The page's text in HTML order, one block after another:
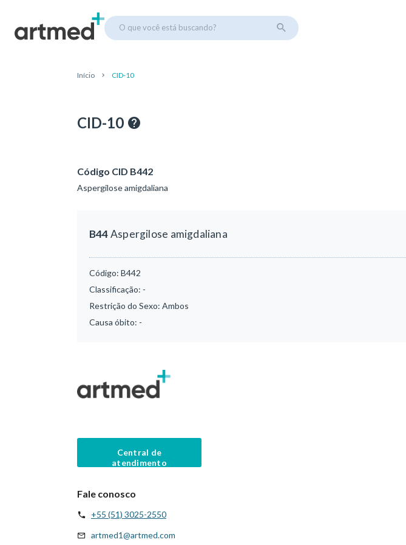
O que você está buscando?
Início CID-10
CID-10
Código CID B442
Aspergilose amigdaliana
B44Aspergilose amigdaliana
Código: B442
Classificação: -
Restrição do Sexo: Ambos
Causa óbito: -
Central de
atendimento
Fale conosco
+55 (51) 3025-2550
artmed1@artmed.com